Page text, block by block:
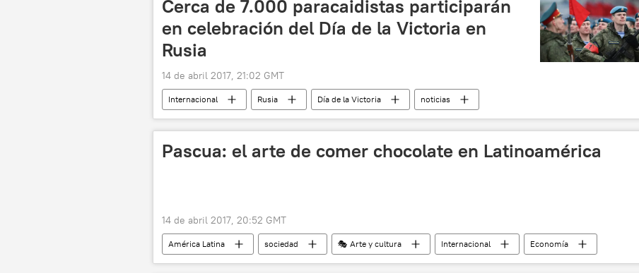
Cerca de 7.000 paracaidistas participarán
en celebración del Día de la Victoria en
Rusia
14 de abril 2017, 21:02 GMT
Internacional Rusia Día de la Victoria noticias
Pascua: el arte de comer chocolate en Latinoamérica
14 de abril 2017, 20:52 GMT
América Latina sociedad 🎭 Arte y cultura Internacional
Economía
Pascua
chocolate comercio noticias